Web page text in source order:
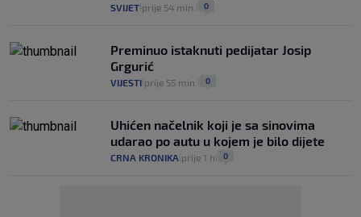
SVIJET prije 54 min. 0
Preminuo istaknuti pedijatar Josip
Grgurić
VIJESTI prije 55 min. 0
Uhićen načelnik koji je sa sinovima
udarao po autu u kojem je bilo dijete
CRNA KRONIKA prije 1 h 0